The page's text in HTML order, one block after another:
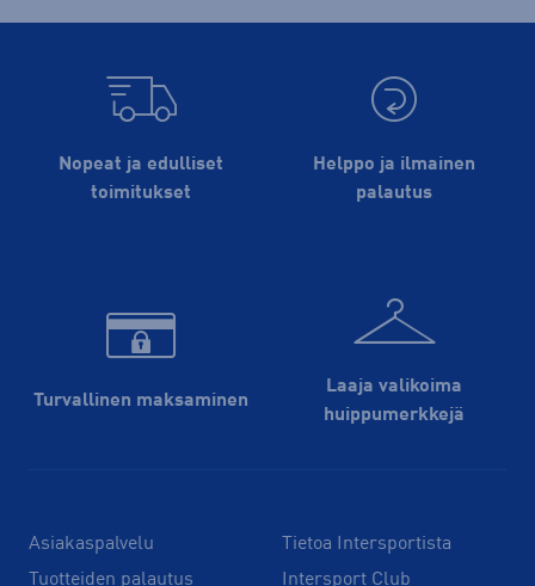
Nopeat ja edulliset
toimitukset
Helppo ja ilmainen
palautus
Turvallinen maksaminen
Laaja valikoima
huippu­merkkejä
Asiakaspalvelu
Tuotteiden palautus
Tietoa Intersportista
Intersport Club